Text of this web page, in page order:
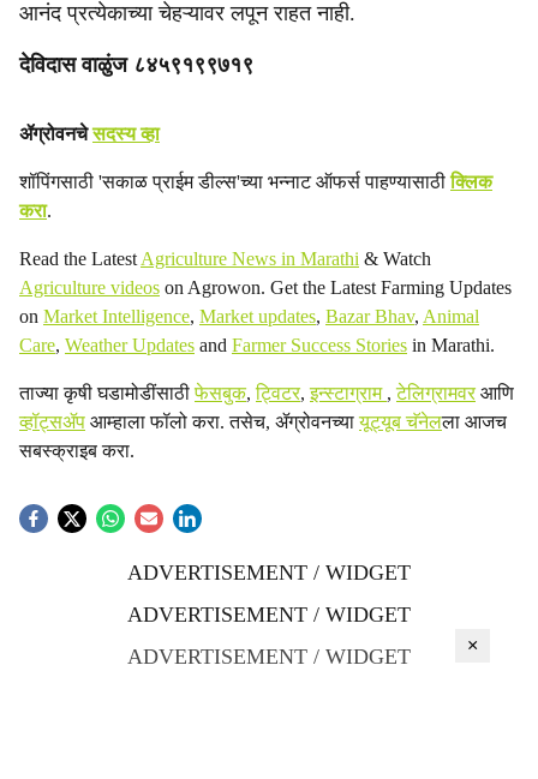
आनंद प्रत्येकाच्या चेहऱ्यावर लपून राहत नाही.
देविदास वाळुंज ८४५९१९९७१९
ॲग्रोवनचेसदस्य व्हा
शॉपिंगसाठी 'सकाळ प्राईम डील्स'च्या भन्नाट ऑफर्स पाहण्यासाठीक्लिक
करा.
Read the Latest Agriculture News in Marathi & Watch
Agriculture videos on Agrowon. Get the Latest Farming Updates
on Market Intelligence, Market updates, Bazar Bhav, Animal
Care, Weather Updates and Farmer Success Stories in Marathi.
ताज्या कृषी घडामोडींसाठीफेसबुक,ट्विटर,इन्स्टाग्राम ,टेलिग्रामवरआणि
व्हॉट्सॲप आम्हाला फॉलो करा. तसेच, ॲग्रोवनच्यायूट्यूब चॅनेलला आजच
सबस्क्राइब करा.
ADVERTISEMENT / WIDGET
ADVERTISEMENT / WIDGET
ADVERTISEMENT / WIDGET
×